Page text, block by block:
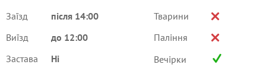
Заїзд
після 14:00
Виїзд
до 12:00
Застава
Ні
Тварини
Паління
Вечірки